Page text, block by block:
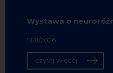
Wystawa o
19/11/2026
czytaj więcej